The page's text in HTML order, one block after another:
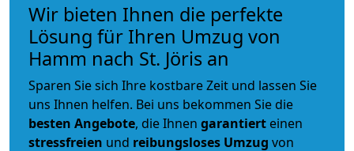
Wir bieten Ihnen die perfekte
Lösung für Ihren Umzug von
Hamm nach St. Jöris an
Sparen Sie sich Ihre kostbare Zeit und lassen Sie
uns Ihnen helfen. Bei uns bekommen Sie die
besten Angebote, die Ihnen garantiert einen
stressfreien und reibungsloses Umzug von